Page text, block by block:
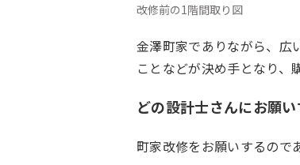
改修前の1階間取り図
金澤町家でありながら、広
ことなどが決め手となり、
どの設計士さんにお願
町家改修をお願いするので